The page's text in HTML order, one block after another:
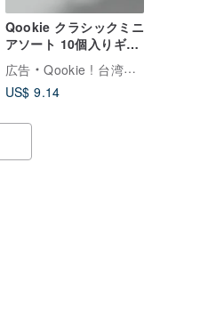
Qookie クラシックミニ
アソート 10個入りギフ
トボックス - 手提げ袋
なし
広告
Qookie ! 台湾宜蘭のおみやげはこれで決まり
US$ 9.14